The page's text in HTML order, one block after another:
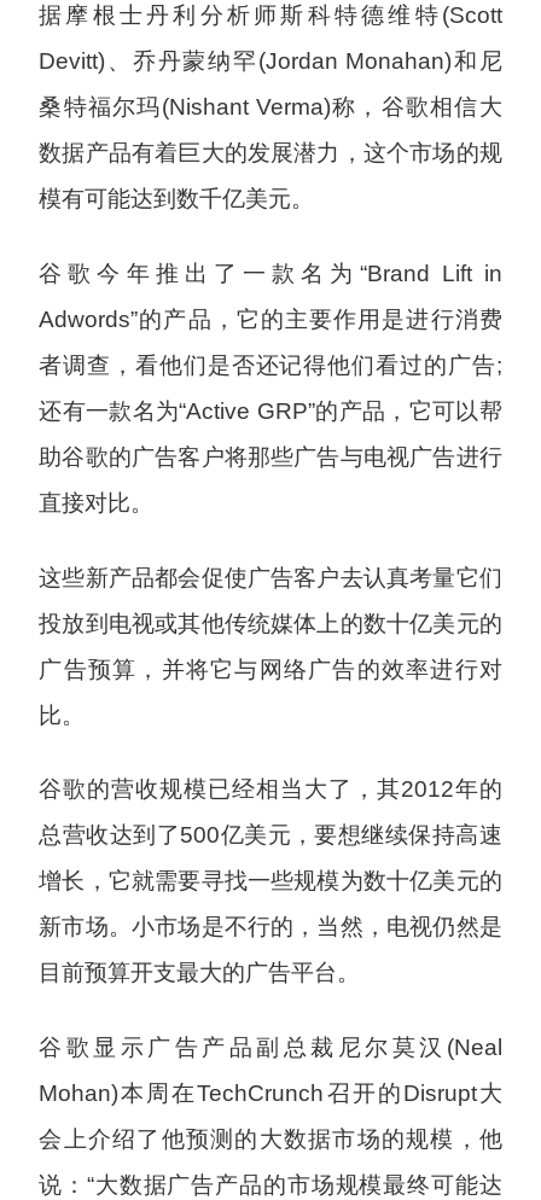
据摩根士丹利分析师斯科特德维特(Scott
Devitt)、乔丹蒙纳罕(Jordan Monahan)和尼
桑特福尔玛(Nishant Verma)称，谷歌相信大
数据产品有着巨大的发展潜力，这个市场的规
模有可能达到数千亿美元。
谷歌今年推出了一款名为“Brand Lift in
Adwords”的产品，它的主要作用是进行消费
者调查，看他们是否还记得他们看过的广告;
还有一款名为“Active GRP”的产品，它可以帮
助谷歌的广告客户将那些广告与电视广告进行
直接对比。
这些新产品都会促使广告客户去认真考量它们
投放到电视或其他传统媒体上的数十亿美元的
广告预算，并将它与网络广告的效率进行对
比。
谷歌的营收规模已经相当大了，其2012年的
总营收达到了500亿美元，要想继续保持高速
增长，它就需要寻找一些规模为数十亿美元的
新市场。小市场是不行的，当然，电视仍然是
目前预算开支最大的广告平台。
谷歌显示广告产品副总裁尼尔莫汉(Neal
Mohan)本周在TechCrunch召开的Disrupt大
会上介绍了他预测的大数据市场的规模，他
说：“大数据广告产品的市场规模最终可能达